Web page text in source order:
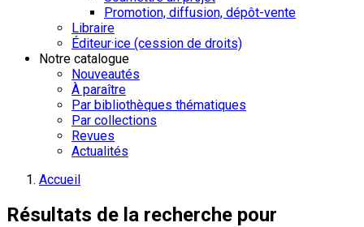
Promotion, diffusion, dépôt-vente
Libraire
Éditeur·ice (cession de droits)
Notre catalogue
Nouveautés
À paraître
Par bibliothèques thématiques
Par collections
Revues
Actualités
Accueil
Résultats de la recherche pour